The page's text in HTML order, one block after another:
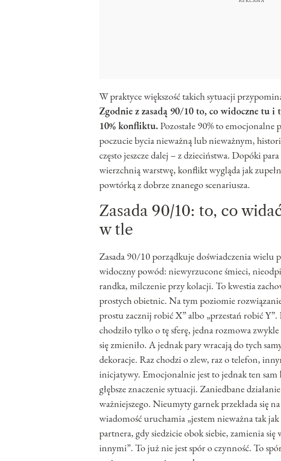
W praktyce większość takich sytuacji
Zgodnie z zasadą 90/10 to, co widoczne tu i
10% konfliktu.Pozostałe 90% to emocjonalne
poczucie bycia nieważną lub nieważnym,
często jeszcze dalej – z dzieciństwa. Dopóki
wierzchnią warstwę, konflikt wygląda jak
powtórką z dobrze znanego scenariusza.
Zasada 90/10: to, co
w tle
Zasada 90/10 porządkuje doświadczenia wielu
widoczny powód: niewyrzucone śmieci,
randka, milczenie przy kolacji. To kwestia
prostych obietnic. Na tym poziomie
prostu zacznij robić X” albo „przestań robić
chodziło tylko o tę sferę, jedna rozmowa zwykle
się zmieniło. A jednak pary wracają do tych
dekoracje. Raz chodzi o zlew, raz o telefon,
inicjatywy. Emocjonalnie jest to jednak ten sam
głębsze znaczenie sytuacji. Zaniedbane
ważniejszego. Nieumyty garnek przekłada się
wiadomość uruchamia „jestem nieważna tak
partnera, gdy siedzicie obok siebie, zamienia się
innymi”. To już nie jest spór o czynność. To